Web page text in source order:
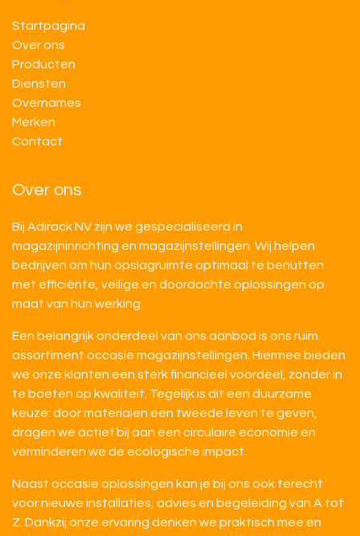
Startpagina
Over ons
Producten
Diensten
Overnames
M​​erken
Contact
Over ons
Bij Adirack NV zijn we gespecialiseerd in
magazijninrichting en magazijnstellingen. Wij helpen
bedrijven om hun opslagruimte optimaal te benutten
met efficiënte, veilige en doordachte oplossingen op
maat van hun werking.
Een belangrijk onderdeel van ons aanbod is ons ruim
assortiment occasie magazijnstellingen. Hiermee bieden
we onze klanten een sterk financieel voordeel, zonder in
te boeten op kwaliteit. Tegelijk is dit een duurzame
keuze: door materialen een tweede leven te geven,
dragen we actief bij aan een circulaire economie en
verminderen we de ecologische impact.
Naast occasie oplossingen kan je bij ons ook terecht
voor nieuwe installaties, advies en begeleiding van A tot
Z. Dankzij onze ervaring denken we praktisch mee en